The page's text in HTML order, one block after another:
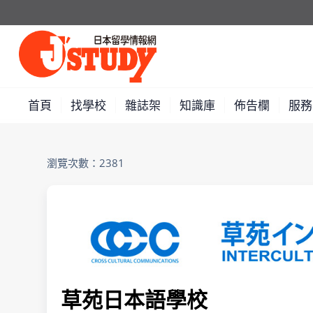
首頁 找學校 雜誌架 知識庫 佈告欄 服
瀏覽次數：2381
草苑日本語學校